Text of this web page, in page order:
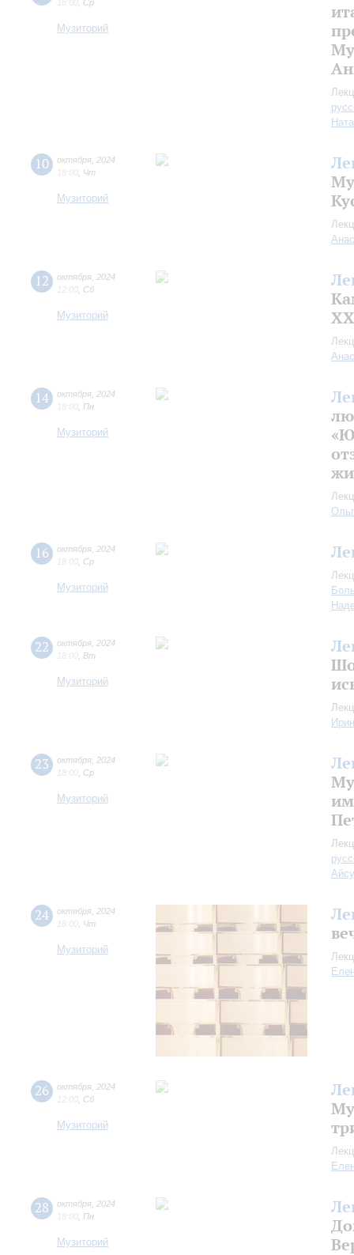
18:00 Ср
Музиторий
10 октября 2024
18:00 Чт
Музиторий
12 октября 2024
12:00 Сб
Музиторий
14 октября 2024
18:00 Пн
Музиторий
16 октября 2024
18:00 Ср
Музиторий
22 октября 2024
18:00 Вт
Музиторий
23 октября 2024
18:00 Ср
Музиторий
24 октября 2024
18:00 Чт
Музиторий
26 октября 2024
12:00 Сб
Музиторий
28 октября 2024
18:00 Пн
Музиторий